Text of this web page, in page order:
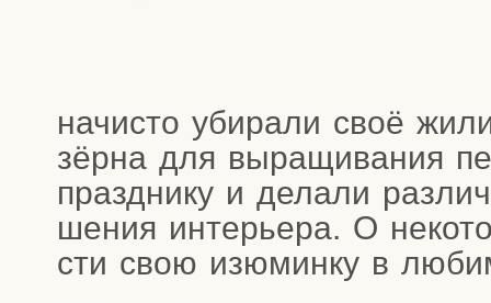
начи­сто уби­ра­ли своё
зёр­на для выра­щи­ва­ния
празд­ни­ку и дела­ли
ше­ния инте­рье­ра. О
сти свою изю­мин­ку в